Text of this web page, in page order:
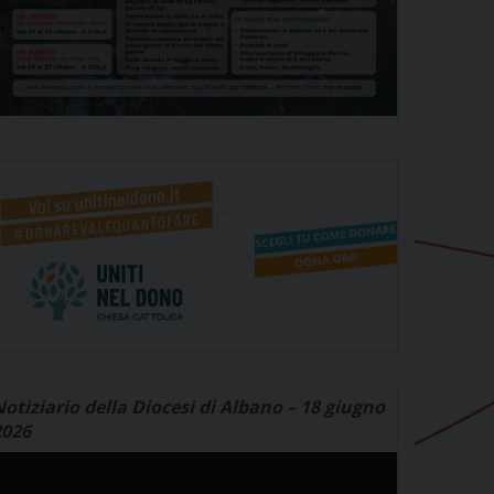
della Diocesi di Albano – 18 giugno